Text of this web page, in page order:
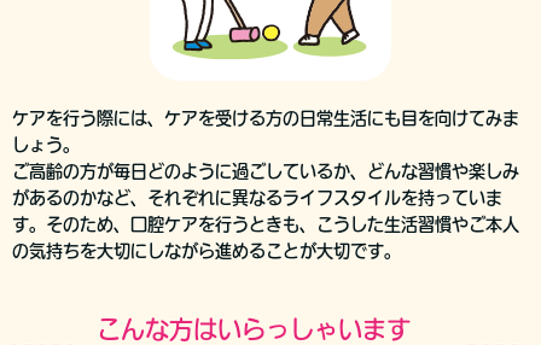
ケアを行う際には、ケアを受ける方の日常生活にも目を向けてみま
しょう。
ご高齢の方が毎日どのように過ごしているか、どんな習慣や楽しみ
があるのかなど、それぞれに異なるライフスタイルを持っていま
す。そのため、口腔ケアを行うときも、こうした生活習慣やご本人
の気持ちを大切にしながら進めることが大切です。
こんな方はいらっしゃいます